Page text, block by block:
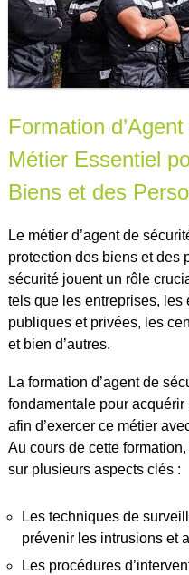
Formation
Métier Essentiel
Biens et des
Le métier d’agent de
protection des biens et des
sécurité jouent un rôle
tels que les entreprises,
publiques et privées, les
et bien d’autres.
La formation d’agent de
fondamentale pour
afin d’exercer ce métier
Au cours de cette
sur plusieurs aspects clés :
Les techniques de
prévenir les intrusions et
Les procédures